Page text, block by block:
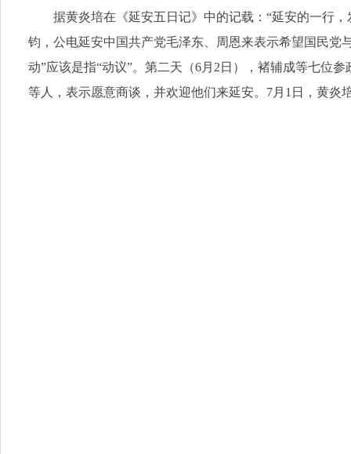
据黄炎培在《延安五日记》中的记载：“延安的一行
钧，公电延安中国共产党毛泽东、周恩来表示希望国民党
动”应该是指“动议”。第二天（6月2日），褚辅成等七位
等人，表示愿意商谈，并欢迎他们来延安。7月1日，黄